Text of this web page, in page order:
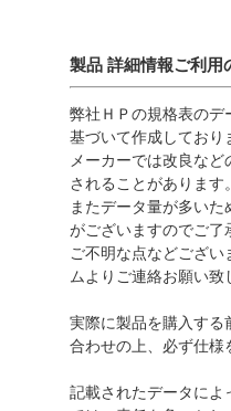
製品 詳細情報ご利用
弊社ＨＰの規格表のデ
基づいて作成しており
メーカーでは改良な
されることがあります。
またデータ量が多い
がございますのでご了
ご不明な点などござ
ムよりご連絡お願い致
実際に製品を購入する
合わせの上、必ず仕様
記載されたデータによ